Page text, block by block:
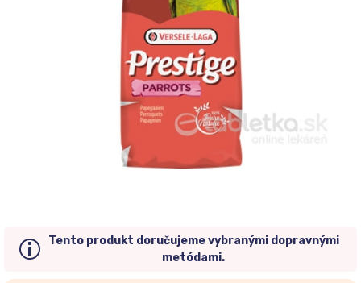
Tento produkt doručujeme vybranými dopravnými
metódami.